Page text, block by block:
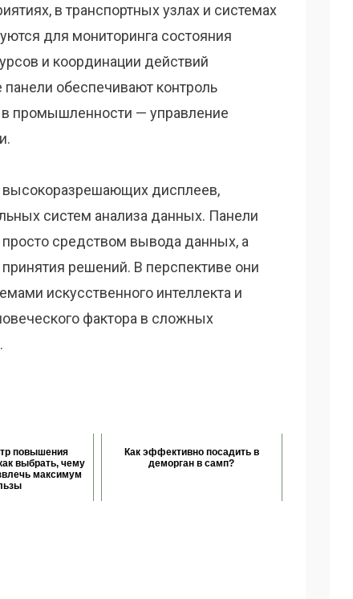
в транспортных узлах и системах
для мониторинга состояния
и координации действий
панели обеспечивают контроль
в промышленности — управление
высокоразрешающих дисплеев,
систем анализа данных. Панели
средством вывода данных, а
решений. В перспективе они
искусственного интеллекта и
фактора в сложных
повышения
выбрать, чему
максимум
Как эффективно посадить в
деморган в самп?